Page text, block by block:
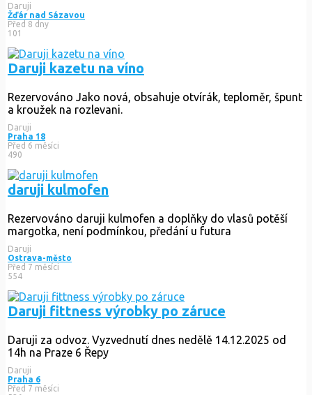
Daruji
Žďár nad Sázavou
Před 8 dny
101
Daruji kazetu na víno
Rezervováno Jako nová, obsahuje otvírák, teploměr, špunt
a kroužek na rozlevani.
Daruji
Praha 18
Před 6 měsíci
490
daruji kulmofen
Rezervováno daruji kulmofen a doplňky do vlasů potěší
margotka, není podmínkou, předání u futura
Daruji
Ostrava-město
Před 7 měsíci
554
Daruji fittness výrobky po záruce
Daruji za odvoz. Vyzvednutí dnes nedělě 14.12.2025 od
14h na Praze 6 Řepy
Daruji
Praha 6
Před 7 měsíci